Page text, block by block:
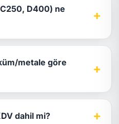
C250, D400) ne
+
metale göre
+
dahil mi? +